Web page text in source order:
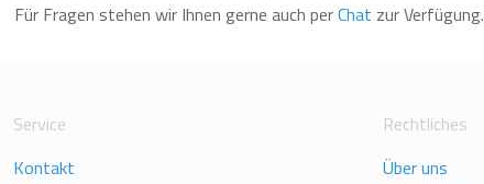
Für Fragen stehen wir Ihnen gerne auch perChat zur Verfügung.
Service
Kontakt
Rechtliches
Über uns